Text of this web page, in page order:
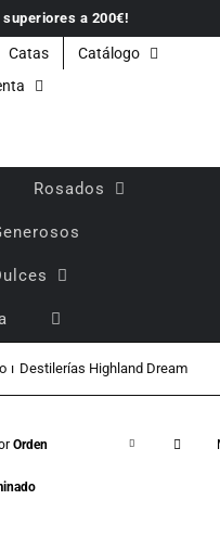
superiores a 200€!
Catas
Catálogo
Rosados
Destilerías Highland Dream
Orden